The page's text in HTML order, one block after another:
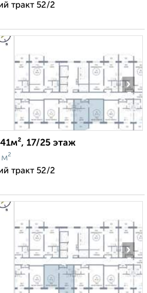
тракт 52/2
›
17/25 этаж
м²
тракт 52/2
›